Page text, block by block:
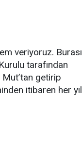
veriyoruz. Burası
tarafından
getirip
itibaren her yıl